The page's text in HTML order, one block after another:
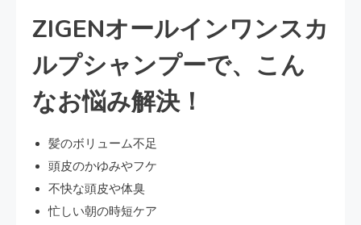
ZIGENオールインワンスカ
ルプシャンプーで、こん
なお悩み解決！
髪のボリューム不足
頭皮のかゆみやフケ
不快な頭皮や体臭
忙しい朝の時短ケア